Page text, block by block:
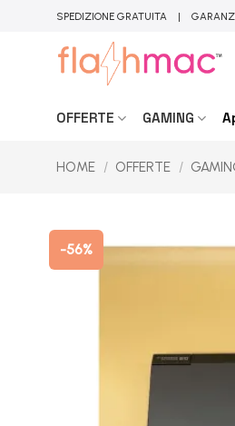
SPEDIZIONE GRATUITA |
OFFERTE GAMING
HOME / OFFERTE /
-56%